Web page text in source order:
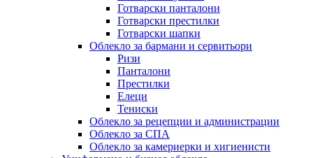
Готварски панталони
Готварски престилки
Готварски шапки
Облекло за бармани и сервитьори
Ризи
Панталони
Престилки
Елеци
Тениски
Облекло за рецепции и администрации
Облекло за СПА
Облекло за камериерки и хигиенисти